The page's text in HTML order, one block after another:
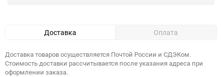
Доставка Оплата
Доставка товаров осуществляется Почтой России и СДЭКом.
Стоимость доставки рассчитывается после указания адреса при
оформлении заказа.